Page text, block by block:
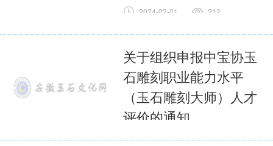
2024-02-01 212
关于组织申报中宝协玉
石雕刻职业能力水平
（玉石雕刻大师）人才
评价的通知
2024-02-01 197